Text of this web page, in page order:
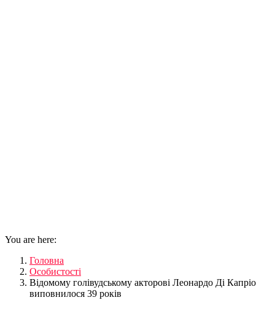
You are here:
Головна
Особистості
Відомому голівудському акторові Леонардо Ді Капріо
виповнилося 39 років